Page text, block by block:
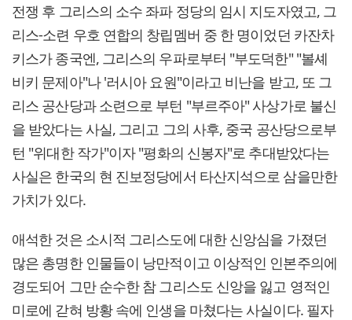
전쟁 후 그리스의 소수 좌파 정당의 임시 지도자였고, 그
리스-소련 우호 연합의 창립멤버 중 한 명이었던 카잔차
키스가 종국엔, 그리스의 우파로부터 "부도덕한" "볼셰
비키 문제아"나 '러시아 요원"이라고 비난을 받고, 또 그
리스 공산당과 소련으로 부턴 "부르주아" 사상가로 불신
을 받았다는 사실, 그리고 그의 사후, 중국 공산당으로부
턴 "위대한 작가"이자 "평화의 신봉자"로 추대받았다는
사실은 한국의 현 진보정당에서 타산지석으로 삼을만한
가치가 있다.
애석한 것은 소시적 그리스도에 대한 신앙심을 가졌던
많은 총명한 인물들이 낭만적이고 이상적인 인본주의에
경도되어 그만 순수한 참 그리스도 신앙을 잃고 영적인
미로에 갇혀 방황 속에 인생을 마쳤다는 사실이다. 필자